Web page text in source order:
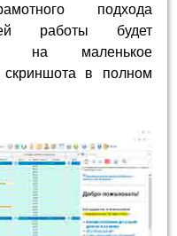
подхода
работы будет
на маленькое
скриншота в полном